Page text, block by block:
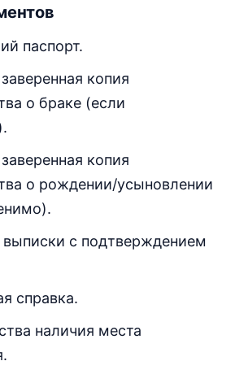
паспорт.
копия
о браке (если
копия
о рождении/усыновлении
выписки с подтверждением
справка.
наличия места